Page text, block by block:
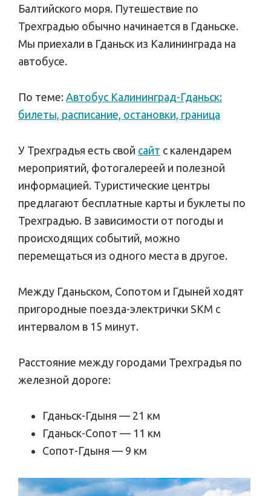
Балтийского моря. Путешествие по
Трехградью обычно начинается в Гданьске.
Мы приехали в Гданьск из Калининграда на
автобусе.
По теме: Автобус Калининград-Гданьск:
билеты, расписание, остановки, граница
У Трехградья есть свой сайт с календарем
мероприятий, фотогалереей и полезной
информацией. Туристические центры
предлагают бесплатные карты и буклеты по
Трехградью. В зависимости от погоды и
происходящих событий, можно
перемещаться из одного места в другое.
Между Гданьском, Сопотом и Гдыней ходят
пригородные поезда-электрички SKM с
интервалом в 15 минут.
Расстояние между городами Трехградья по
железной дороге:
Гданьск-Гдыня — 21 км
Гданьск-Сопот — 11 км
Сопот-Гдыня — 9 км